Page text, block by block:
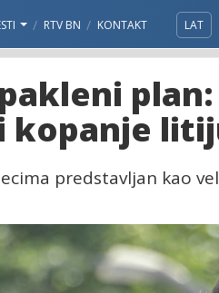
RTV BN KONTAKT LAT
kopanje
predstavljan kao